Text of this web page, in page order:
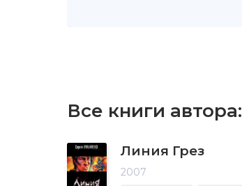
Все книги автора:
Линия Грез
2007